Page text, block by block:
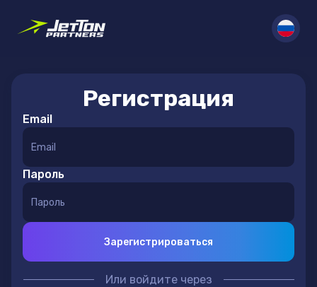
Регистрация
Email
Пароль
Зарегистрироваться
Или войдите через